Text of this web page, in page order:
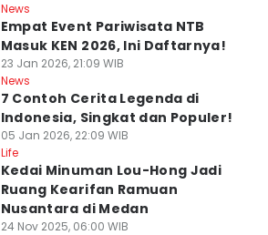
News
Empat Event Pariwisata NTB
Masuk KEN 2026, Ini Daftarnya!
23 Jan 2026, 21:09 WIB
News
7 Contoh Cerita Legenda di
Indonesia, Singkat dan Populer!
05 Jan 2026, 22:09 WIB
Life
Kedai Minuman Lou-Hong Jadi
Ruang Kearifan Ramuan
Nusantara di Medan
24 Nov 2025, 06:00 WIB